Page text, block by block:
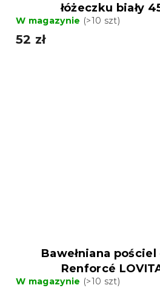
łóżeczku biały
W magazynie (>10 szt)
52 zł
Bawełniana pościel
Renforcé
W magazynie (>10 szt)